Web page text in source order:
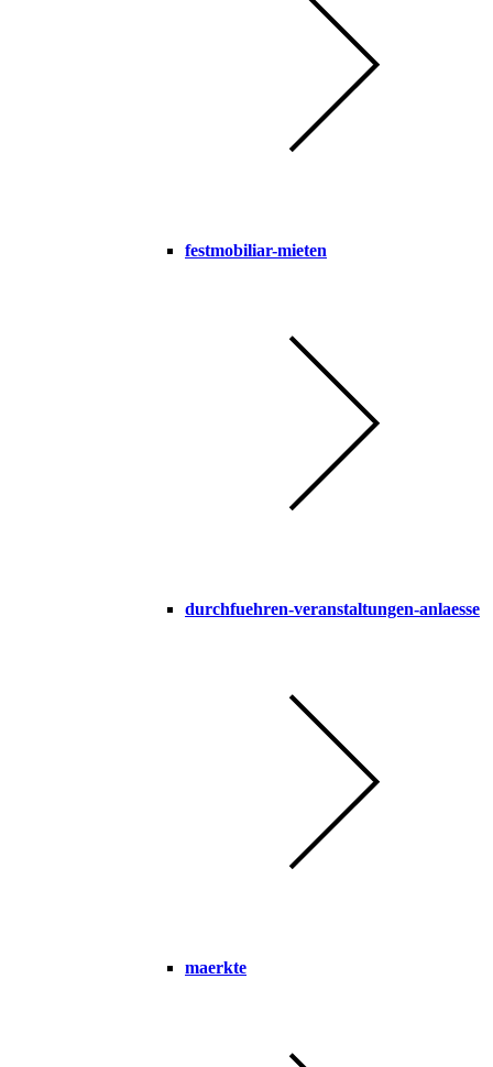
festmobiliar-mieten
durchfuehren-veranstaltungen-anlaesse
maerkte